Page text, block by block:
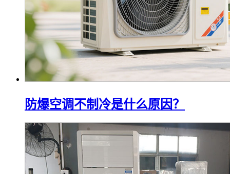
防爆空调不制冷是什么原因？